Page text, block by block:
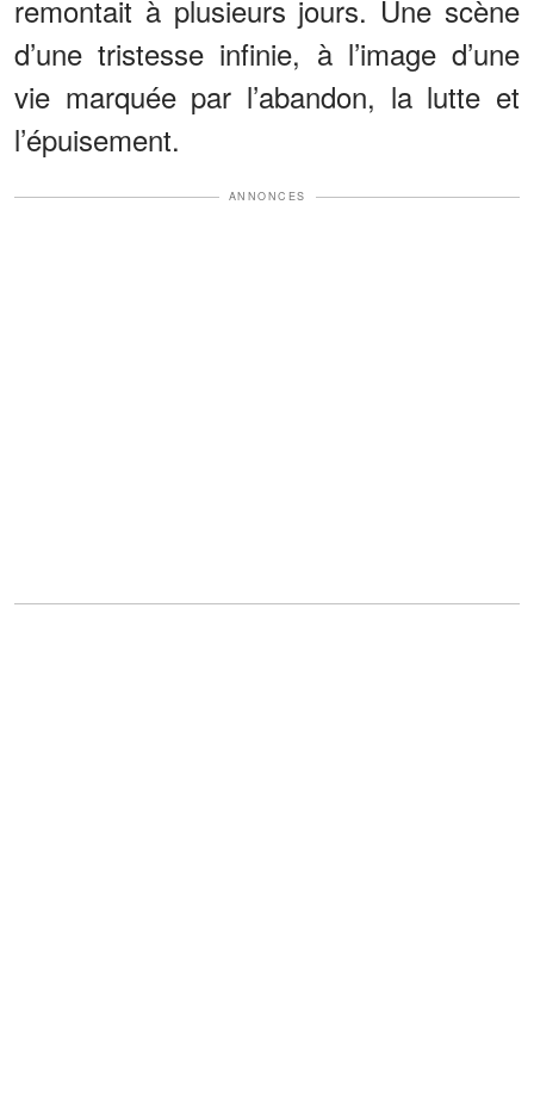
remontait à plusieurs jours. Une scène
d’une tristesse infinie, à l’image d’une
vie marquée par l’abandon, la lutte et
l’épuisement.
ANNONCES